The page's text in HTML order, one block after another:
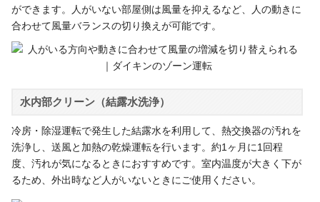
ができます。人がいない部屋側は風量を抑えるなど、人の動きに
合わせて風量バランスの切り換えが可能です。
水内部クリーン（結露水洗浄）
冷房・除湿運転で発生した結露水を利用して、熱交換器の汚れを
洗浄し、送風と加熱の乾燥運転を行います。約1ヶ月に1回程
度、汚れが気になるときにおすすめです。室内温度が大きく下が
るため、外出時など人がいないときにご使用ください。